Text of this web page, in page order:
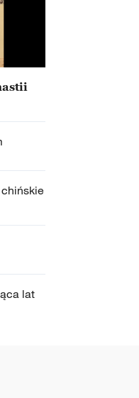
chińskie
lat